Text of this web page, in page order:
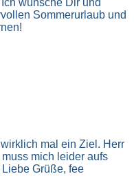
Sommerurlaub und
mal ein Ziel. Herr
mich leider aufs
Grüße, fee